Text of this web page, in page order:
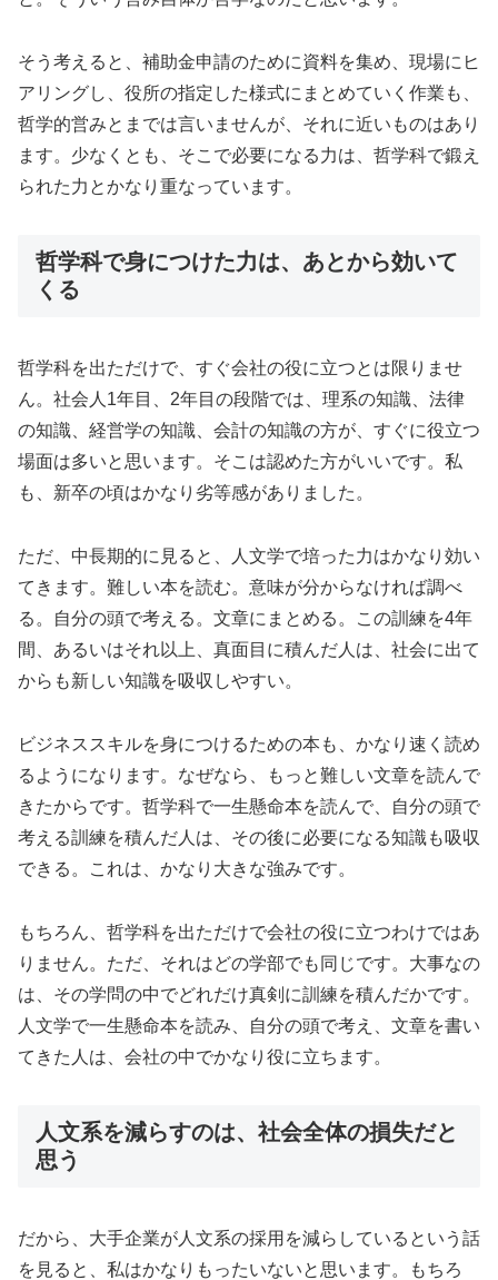
そう考えると、補助金申請のために資料を集め、現場にヒ
アリングし、役所の指定した様式にまとめていく作業も、
哲学的営みとまでは言いませんが、それに近いものはあり
ます。少なくとも、そこで必要になる力は、哲学科で鍛え
られた力とかなり重なっています。
哲学科で身につけた力は、あとから効いて
くる
哲学科を出ただけで、すぐ会社の役に立つとは限りませ
ん。社会人1年目、2年目の段階では、理系の知識、法律
の知識、経営学の知識、会計の知識の方が、すぐに役立つ
場面は多いと思います。そこは認めた方がいいです。私
も、新卒の頃はかなり劣等感がありました。
ただ、中長期的に見ると、人文学で培った力はかなり効い
てきます。難しい本を読む。意味が分からなければ調べ
る。自分の頭で考える。文章にまとめる。この訓練を4年
間、あるいはそれ以上、真面目に積んだ人は、社会に出て
からも新しい知識を吸収しやすい。
ビジネススキルを身につけるための本も、かなり速く読め
るようになります。なぜなら、もっと難しい文章を読んで
きたからです。哲学科で一生懸命本を読んで、自分の頭で
考える訓練を積んだ人は、その後に必要になる知識も吸収
できる。これは、かなり大きな強みです。
もちろん、哲学科を出ただけで会社の役に立つわけではあ
りません。ただ、それはどの学部でも同じです。大事なの
は、その学問の中でどれだけ真剣に訓練を積んだかです。
人文学で一生懸命本を読み、自分の頭で考え、文章を書い
てきた人は、会社の中でかなり役に立ちます。
人文系を減らすのは、社会全体の損失だと
思う
だから、大手企業が人文系の採用を減らしているという話
を見ると、私はかなりもったいないと思います。もちろ